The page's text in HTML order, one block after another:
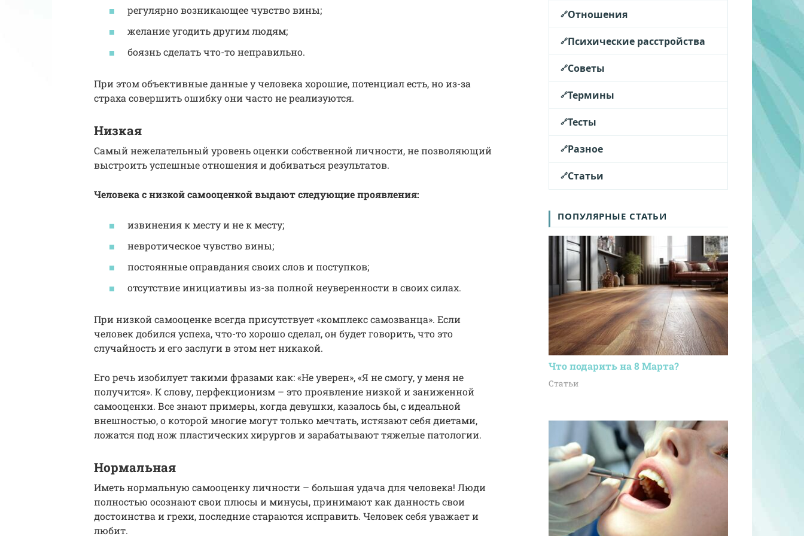
регулярно возникающее чувство вины;
желание угодить другим людям;
боязнь сделать что-то неправильно.
При этом объективные данные у человека хорошие, потенциал есть, но из-за
страха совершить ошибку они часто не реализуются.
Низкая
Самый нежелательный уровень оценки собственной личности, не позволяющий
выстроить успешные отношения и добиваться результатов.
Человека с низкой самооценкой выдают следующие проявления:
извинения к месту и не к месту;
невротическое чувство вины;
постоянные оправдания своих слов и поступков;
отсутствие инициативы из-за полной неуверенности в своих силах.
При низкой самооценке всегда присутствует «комплекс самозванца». Если
человек добился успеха, что-то хорошо сделал, он будет говорить, что это
случайность и его заслуги в этом нет никакой.
Его речь изобилует такими фразами как: «Не уверен», «Я не смогу, у меня не
получится». К слову, перфекционизм – это проявление низкой и заниженной
самооценки. Все знают примеры, когда девушки, казалось бы, с идеальной
внешностью, о которой многие могут только мечтать, истязают себя диетами,
ложатся под нож пластических хирургов и зарабатывают тяжелые патологии.
Нормальная
Иметь нормальную самооценку личности – большая удача для человека! Люди
полностью осознают свои плюсы и минусы, принимают как данность свои
достоинства и грехи, последние стараются исправить. Человек себя уважает и
любит.
Отношения
Психические расстройства
Советы
Термины
Тесты
Разное
Статьи
ПОПУЛЯРНЫЕ СТАТЬИ
Что подарить на 8 Марта?
Статьи